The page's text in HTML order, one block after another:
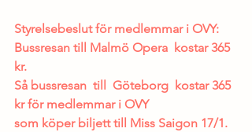
Styrelsebeslut för medlemmar i OVY:
Bussresan till Malmö Opera  kostar 365
kr.
Så bussresan  till  Göteborg  kostar 365
kr för medlemmar i OVY
som köper biljett till Miss Saigon 17/1.